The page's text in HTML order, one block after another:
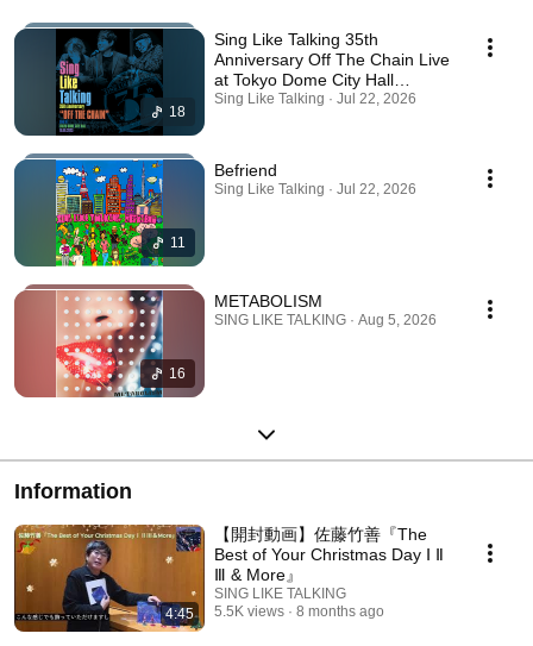
Shionoya (Pf) Harumi Tsuyuzaki (Cho) BIG HORNS BEE (Horns) Futoshi
Kobayashi (Tp) Atsushi Ozawa (Tp support) Wakaba Kawai (Tb)
Shunosuke Ishikawa (Sax) Koji Orita (Sax) Takahiro Kaneko (Horn
Arrange) #singliketalking #live #35th
18
Sing Like Talking 35th
Anniversary Off The Chain Live
at Tokyo Dome City Hall
10.01.2023
Sing Like Talking · Jul 22, 2026
11
Befriend
Sing Like Talking · Jul 22, 2026
16
METABOLISM
SING LIKE TALKING · Aug 5, 2026
Information
4:45
【開封動画】佐藤竹善『The
Best of Your Christmas Day Ⅰ Ⅱ
Ⅲ & More』
SING LIKE TALKING
5.5K views
8 months ago